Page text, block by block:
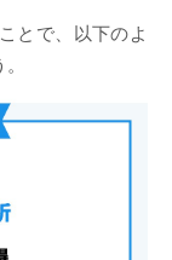
とで、以下のよ